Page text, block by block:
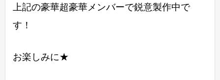
上記の豪華超豪華メンバーで鋭意製作中で
す！
お楽しみに★